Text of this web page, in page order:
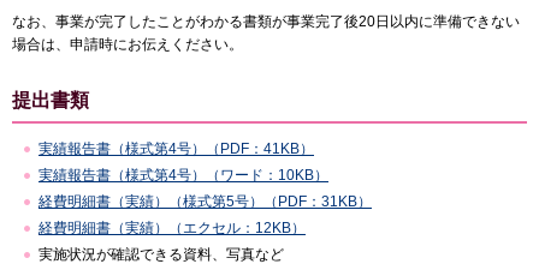
なお、事業が完了したことがわかる書類が事業完了後20日以内に準備できない
場合は、申請時にお伝えください。
提出書類
実績報告書（様式第4号）（PDF：41KB）
実績報告書（様式第4号）（ワード：10KB）
経費明細書（実績）（様式第5号）（PDF：31KB）
経費明細書（実績）（エクセル：12KB）
実施状況が確認できる資料、写真など